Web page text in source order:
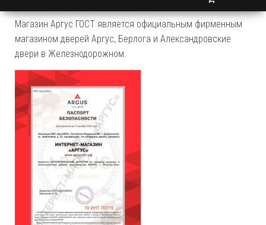
Магазин Аргус ГОСТ является официальным фирменным
магазином дверей Аргус, Берлога и Александровские
двери в Железнодорожном.